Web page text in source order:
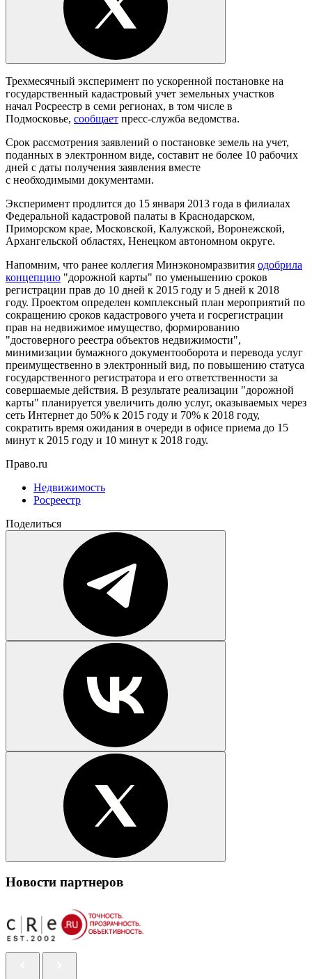
Трехмесячный эксперимент по ускоренной постановке на
государственный кадастровый учет земельных участков
начал Росреестр в семи регионах, в том числе в
Подмосковье, сообщает пресс-служба ведомства.
Срок рассмотрения заявлений о постановке земель на учет,
поданных в электронном виде, составит не более 10 рабочих
дней с даты получения заявления вместе
с необходимыми документами.
Эксперимент продлится до 15 января 2013 года в филиалах
Федеральной кадастровой палаты в Краснодарском,
Приморском крае, Московской, Калужской, Воронежской,
Архангельской областях, Ненецком автономном округе.
Напомним, что ранее коллегия Минэкономразвития одобрила
концепцию "дорожной карты" по уменьшению сроков
регистрации прав до 10 дней к 2015 году и 5 дней к 2018
году. Проектом определен комплексный план мероприятий по
сокращению сроков кадастрового учета и госрегистрации
прав на недвижимое имущество, формированию
"достоверного реестра объектов недвижимости",
минимизации бумажного документооборота и перевода услуг
преимущественно в электронный вид, по повышению статуса
государственного регистратора и его ответственности за
совершаемые действия. В результате реализации "дорожной
карты" планируется увеличить долю услуг, оказываемых через
сеть Интернет до 50% к 2015 году и 70% к 2018 году,
сократить время ожидания в очереди в офисе приема до 15
минут к 2015 году и 10 минут к 2018 году.
Право.ru
Недвижимость
Росреестр
Поделиться
Новости партнеров